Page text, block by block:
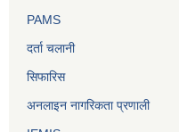
PAMS
दर्ता चलानी
सिफारिस
अनलाइन नागरिकता प्रणाली